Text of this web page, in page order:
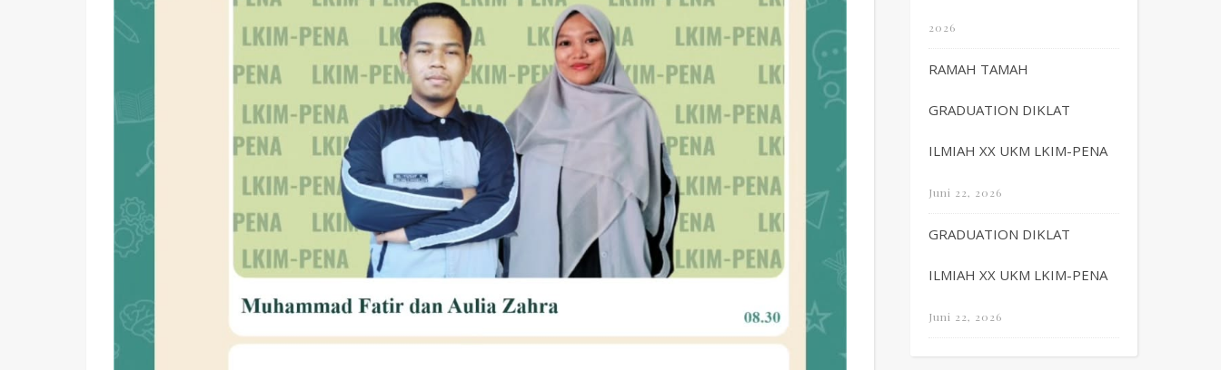
2026
RAMAH TAMAH
GRADUATION DIKLAT
ILMIAH XX UKM LKIM-PENA
Juni 22, 2026
GRADUATION DIKLAT
ILMIAH XX UKM LKIM-PENA
Juni 22, 2026